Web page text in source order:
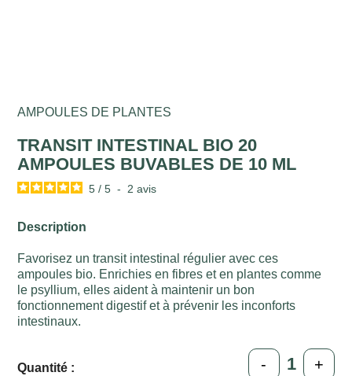
AMPOULES DE PLANTES
TRANSIT INTESTINAL BIO 20
AMPOULES BUVABLES DE 10 ML
5 / 5 - 2avis
Description
Favorisez un transit intestinal régulier avec ces
ampoules bio. Enrichies en fibres et en plantes comme
le psyllium, elles aident à maintenir un bon
fonctionnement digestif et à prévenir les inconforts
intestinaux.
Quantité : - +